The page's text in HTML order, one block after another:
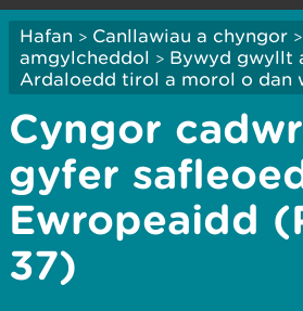
Hafan > Canllawiau a chyngor >
amgylcheddol > Bywyd gwyllt
Ardaloedd tirol a morol o dan
Cyngor
gyfer
Ewropeaidd
37)